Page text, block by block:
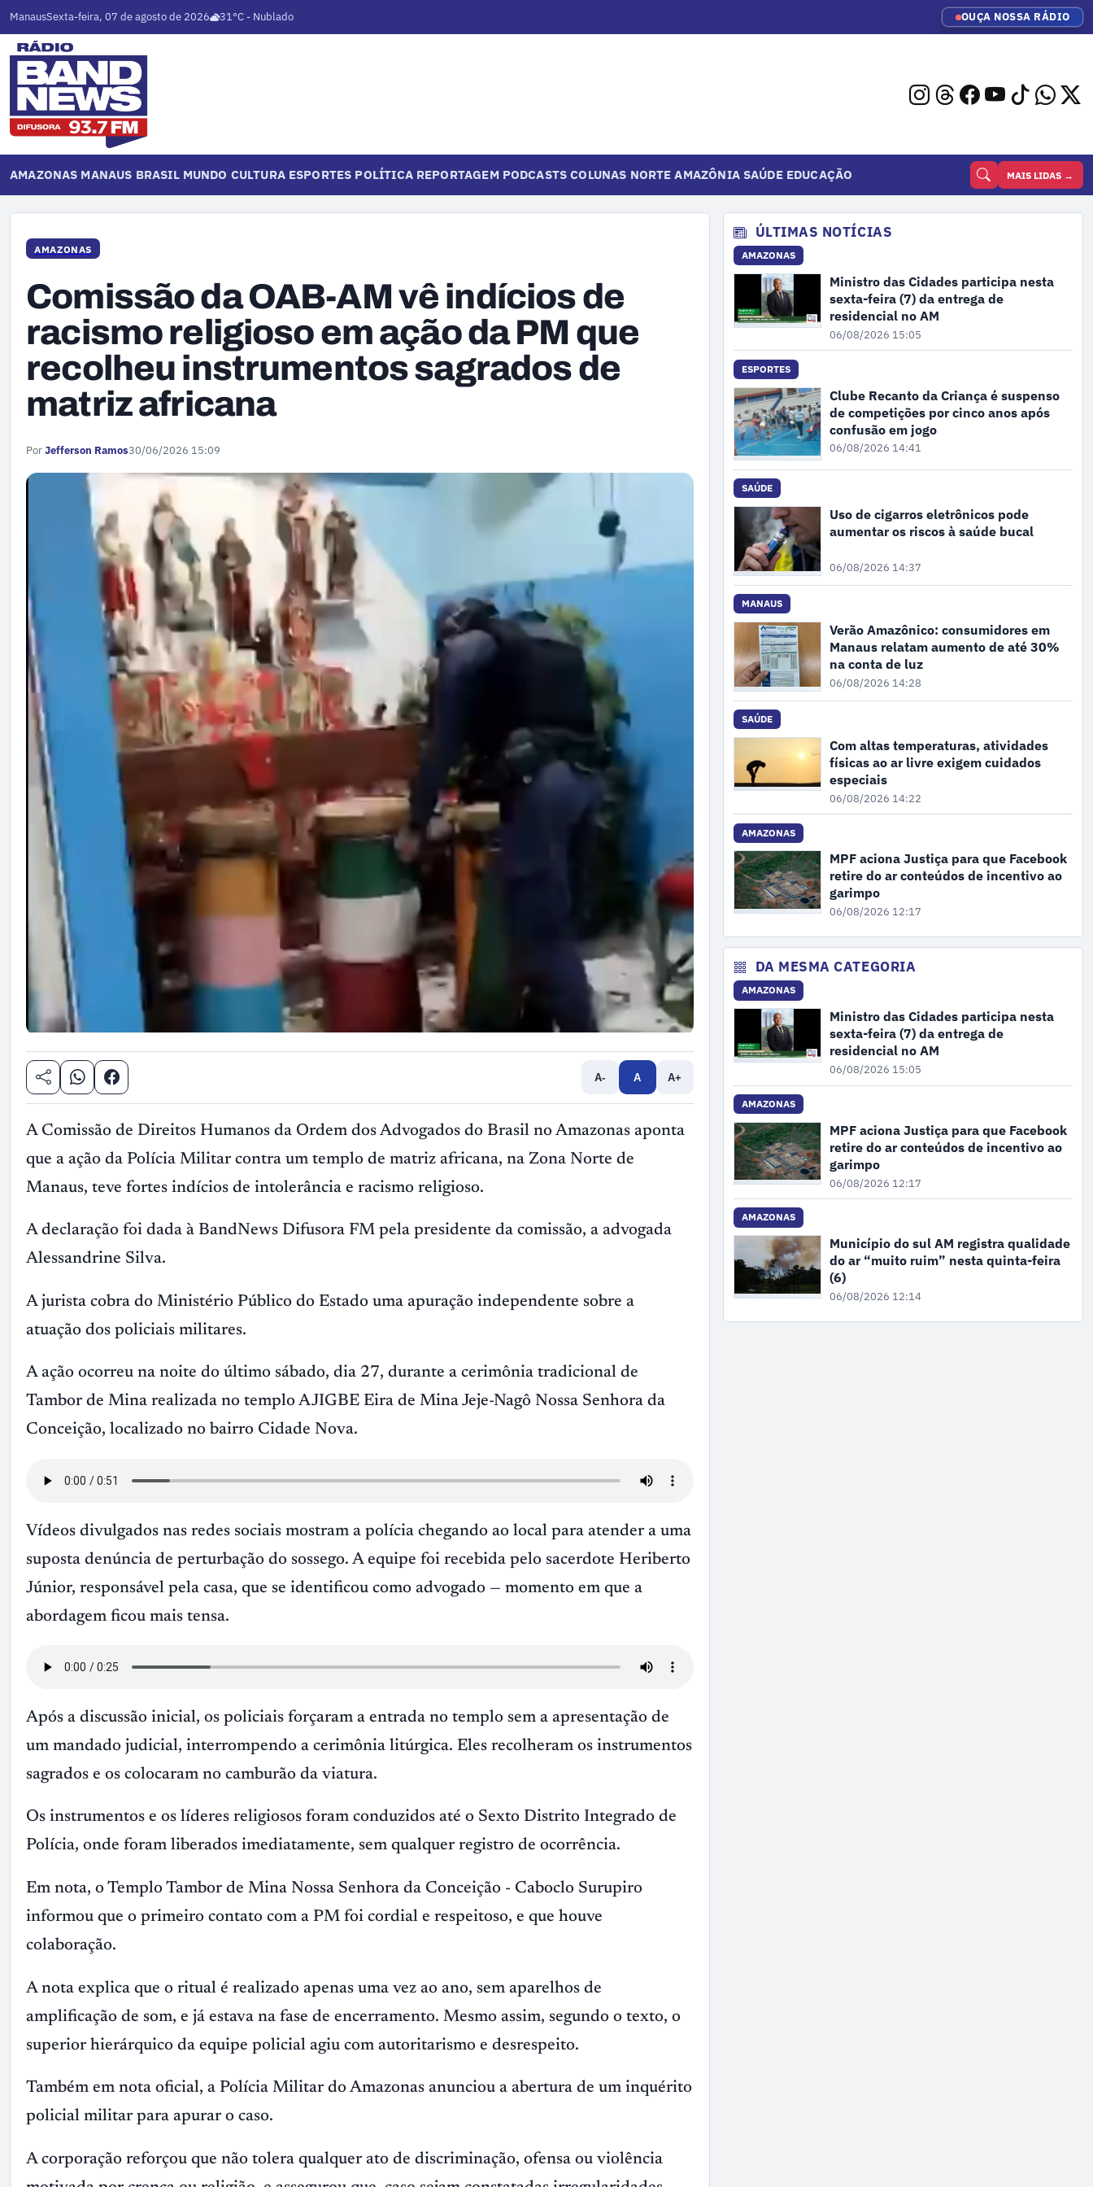
ManausSexta-feira, 07 de agosto de 2026 31°C - Nublado OUÇA NOSSA RÁDIO
AMAZONAS MANAUS BRASIL MUNDO CULTURA ESPORTES POLÍTICA REPORTAGEM PODCASTS COLUNAS NORTE AMAZÔNIA SAÚDE EDUCAÇÃO MAIS LIDAS →
AMAZONAS
Comissão da OAB-AM vê indícios de
racismo religioso em ação da PM que
recolheu instrumentos sagrados de
matriz africana
PorJefferson Ramos30/06/2026 15:09
A- A A+
A Comissão de Direitos Humanos da Ordem dos Advogados do Brasil no Amazonas aponta
que a ação da Polícia Militar contra um templo de matriz africana, na Zona Norte de
Manaus, teve fortes indícios de intolerância e racismo religioso.
A declaração foi dada à BandNews Difusora FM pela presidente da comissão, a advogada
Alessandrine Silva.
A jurista cobra do Ministério Público do Estado uma apuração independente sobre a
atuação dos policiais militares.
A ação ocorreu na noite do último sábado, dia 27, durante a cerimônia tradicional de
Tambor de Mina realizada no templo AJIGBE Eira de Mina Jeje-Nagô Nossa Senhora da
Conceição, localizado no bairro Cidade Nova.
Vídeos divulgados nas redes sociais mostram a polícia chegando ao local para atender a uma
suposta denúncia de perturbação do sossego. A equipe foi recebida pelo sacerdote Heriberto
Júnior, responsável pela casa, que se identificou como advogado — momento em que a
abordagem ficou mais tensa.
Após a discussão inicial, os policiais forçaram a entrada no templo sem a apresentação de
um mandado judicial, interrompendo a cerimônia litúrgica. Eles recolheram os instrumentos
sagrados e os colocaram no camburão da viatura.
Os instrumentos e os líderes religiosos foram conduzidos até o Sexto Distrito Integrado de
Polícia, onde foram liberados imediatamente, sem qualquer registro de ocorrência.
Em nota, o Templo Tambor de Mina Nossa Senhora da Conceição - Caboclo Surupiro
informou que o primeiro contato com a PM foi cordial e respeitoso, e que houve
colaboração.
A nota explica que o ritual é realizado apenas uma vez ao ano, sem aparelhos de
amplificação de som, e já estava na fase de encerramento. Mesmo assim, segundo o texto, o
superior hierárquico da equipe policial agiu com autoritarismo e desrespeito.
Também em nota oficial, a Polícia Militar do Amazonas anunciou a abertura de um inquérito
policial militar para apurar o caso.
A corporação reforçou que não tolera qualquer ato de discriminação, ofensa ou violência
ÚLTIMAS NOTÍCIAS
AMAZONAS
Ministro das Cidades participa nesta
sexta-feira (7) da entrega de
residencial no AM
06/08/2026 15:05
ESPORTES
Clube Recanto da Criança é suspenso
de competições por cinco anos após
confusão em jogo
06/08/2026 14:41
SAÚDE
Uso de cigarros eletrônicos pode
aumentar os riscos à saúde bucal
06/08/2026 14:37
MANAUS
Verão Amazônico: consumidores em
Manaus relatam aumento de até 30%
na conta de luz
06/08/2026 14:28
SAÚDE
Com altas temperaturas, atividades
físicas ao ar livre exigem cuidados
especiais
06/08/2026 14:22
AMAZONAS
MPF aciona Justiça para que Facebook
retire do ar conteúdos de incentivo ao
garimpo
06/08/2026 12:17
DA MESMA CATEGORIA
AMAZONAS
Ministro das Cidades participa nesta
sexta-feira (7) da entrega de
residencial no AM
06/08/2026 15:05
AMAZONAS
MPF aciona Justiça para que Facebook
retire do ar conteúdos de incentivo ao
garimpo
06/08/2026 12:17
AMAZONAS
Município do sul AM registra qualidade
do ar “muito ruim” nesta quinta-feira
(6)
06/08/2026 12:14